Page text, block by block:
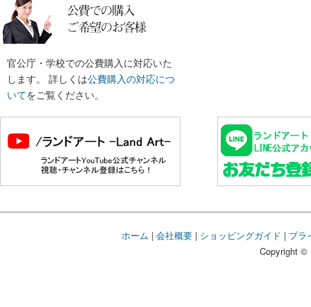
官公庁・学校での公費購入に対応いた
します。 詳しくは公費購入の対応につ
いてをご覧ください。
ホーム | 会社概要| ショッピングガイド | プラ
Copyright ©